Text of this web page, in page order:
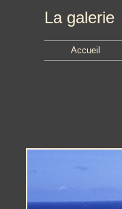
La galerie
Accueil